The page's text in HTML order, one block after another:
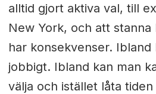
alltid gjort aktiva val, till
New York, och att stanna
har konsekvenser. Ibland
jobbigt. Ibland kan man
välja och istället låta